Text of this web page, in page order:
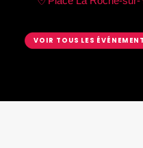
VOIR TOUS LES